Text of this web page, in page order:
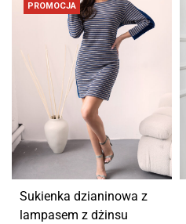
PROMOCJA
Sukienka dzianinowa z
lampasem z dżinsu